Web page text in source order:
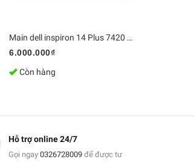
Main dell inspiron 14 Plus 7420 SRLCY / i5-12500H / Ram 8GB 213227-1
6.000.000₫
Còn hàng
Hỗ trợ online 24/7
Gọi ngay 0326728009để được tư